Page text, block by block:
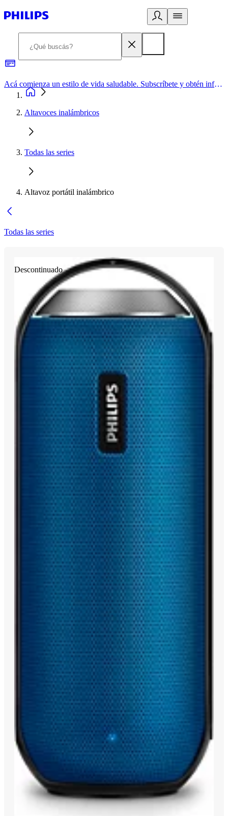
Acá comienza un estilo de vida saludable. Subscríbete y obtén información de primera mano
Altavoces inalámbricos
Todas las series
Altavoz portátil inalámbrico
Todas las series
Descontinuado